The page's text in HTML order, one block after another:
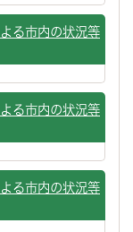
る市内の状況等
る市内の状況等
る市内の状況等